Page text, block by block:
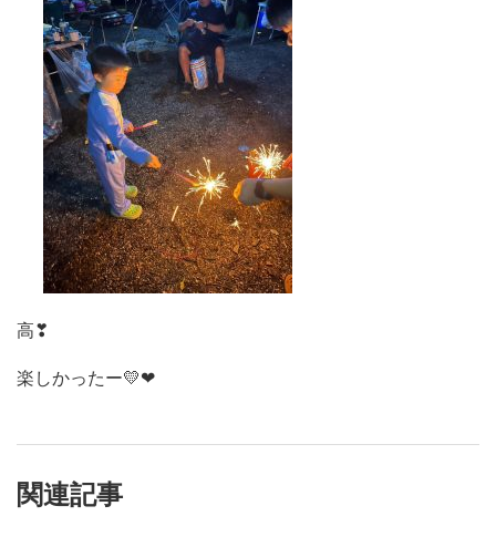
高❣
楽しかったー💛❤
関連記事